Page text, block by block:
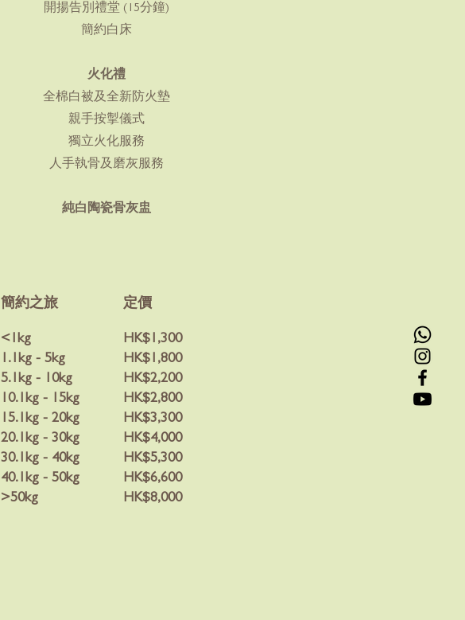
開揚告別禮堂 (15分鐘)
簡約白床
火化禮
全棉白被及全新防火墊
親手按掣儀式
獨立火化服務
人手執骨及磨灰服務
純白陶瓷骨灰盅
簡約之旅
<1kg
1.1kg - 5kg
5.1kg - 10kg
10.1kg - 15kg
15.1kg - 20kg
20.1kg - 30kg
30.1kg - 40kg
40.1kg - 50kg
>50kg
定價
HK$1,300
HK$1,800
HK$2,200
HK$2,800
HK$3,300
HK$4,000
HK$5,300
HK$6,600
HK$8,000